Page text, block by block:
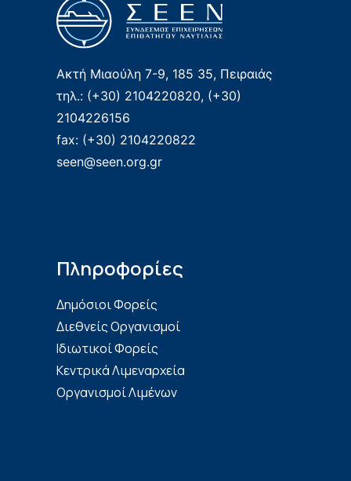
Ακτή Μιαούλη 7-9, 185 35, Πειραιάς
τηλ.: (+30) 2104220820, (+30)
2104226156
fax: (+30) 2104220822
seen@seen.org.gr
Πληροφορίες
Δημόσιοι Φορείς
Διεθνείς Οργανισμοί
Ιδιωτικοί Φορείς
Κεντρικά Λιμεναρχεία
Οργανισμοί Λιμένων